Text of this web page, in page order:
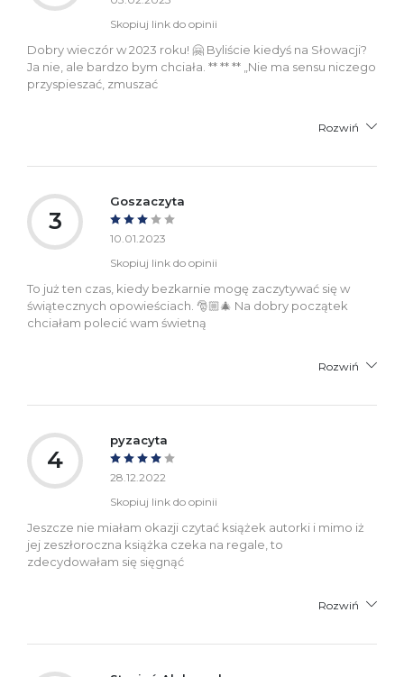
Skopiuj link do opinii
Dobry wieczór w 2023 roku! 🤗 Byliście kiedyś na Słowacji?
Ja nie, ale bardzo bym chciała. ** ** ** „Nie ma sensu niczego
przyspieszać, zmuszać
Rozwiń
3
Goszaczyta
10.01.2023
Skopiuj link do opinii
To już ten czas, kiedy bezkarnie mogę zaczytywać się w
świątecznych opowieściach. 🎅🏼🎄 Na dobry początek
chciałam polecić wam świetną
Rozwiń
4
pyzacyta
28.12.2022
Skopiuj link do opinii
Jeszcze nie miałam okazji czytać książek autorki i mimo iż
jej zeszłoroczna książka czeka na regale, to
zdecydowałam się sięgnąć
Rozwiń